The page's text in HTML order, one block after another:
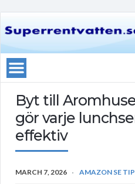
Byt till
gör varje
effektiv
MARCH 7, 2026 AMAZON SE